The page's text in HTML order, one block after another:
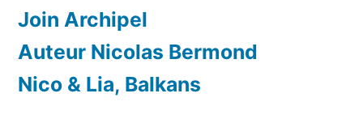
Join Archipel
Auteur Nicolas Bermond
Nico & Lia, Balkans